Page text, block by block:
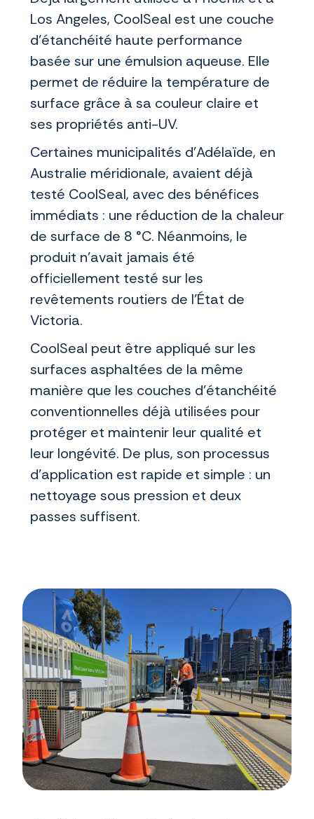
Los Angeles, CoolSeal est une couche
d'étanchéité haute performance
basée sur une émulsion aqueuse. Elle
permet de réduire la température de
surface grâce à sa couleur claire et
ses propriétés anti-UV.
Certaines municipalités d'Adélaïde, en
Australie méridionale, avaient déjà
testé CoolSeal, avec des bénéfices
immédiats : une réduction de la chaleur
de surface de 8 °C. Néanmoins, le
produit n’avait jamais été
officiellement testé sur les
revêtements routiers de l'État de
Victoria.
CoolSeal peut être appliqué sur les
surfaces asphaltées de la même
manière que les couches d'étanchéité
conventionnelles déjà utilisées pour
protéger et maintenir leur qualité et
leur longévité. De plus, son processus
d'application est rapide et simple : un
nettoyage sous pression et deux
passes suffisent.